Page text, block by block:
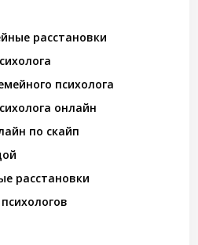
расстановки
психолога
онлайн
по скайп
расстановки